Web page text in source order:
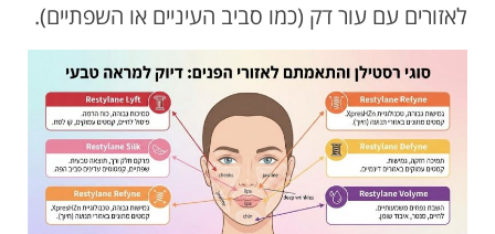
לאזורים עם עור דק (כמו סביב העיניים או השפתיים).